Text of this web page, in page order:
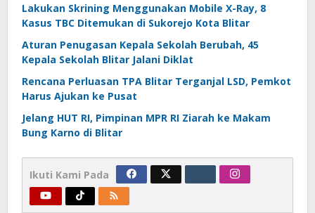
Lakukan Skrining Menggunakan Mobile X-Ray, 8
Kasus TBC Ditemukan di Sukorejo Kota Blitar
Aturan Penugasan Kepala Sekolah Berubah, 45
Kepala Sekolah Blitar Jalani Diklat
Rencana Perluasan TPA Blitar Terganjal LSD, Pemkot
Harus Ajukan ke Pusat
Jelang HUT RI, Pimpinan MPR RI Ziarah ke Makam
Bung Karno di Blitar
Ikuti Kami Pada